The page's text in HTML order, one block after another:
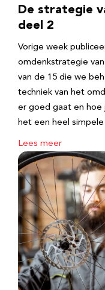
De strategie
deel 2
Vorige week
omdenkstrategie
van de 15 die we
techniek van het
er goed gaat en hoe
het een heel
Lees meer